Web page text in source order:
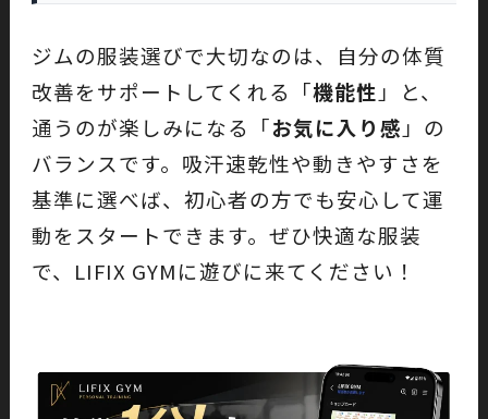
ジムの服装選びで大切なのは、自分の体質
改善をサポートしてくれる「機能性 」と、
通うのが楽しみになる「お気に入り感 」の
バランスです。吸汗速乾性や動きやすさを
基準に選べば、初心者の方でも安心して運
動をスタートできます。ぜひ快適な服装
で、LIFIX GYMに遊びに来てください！